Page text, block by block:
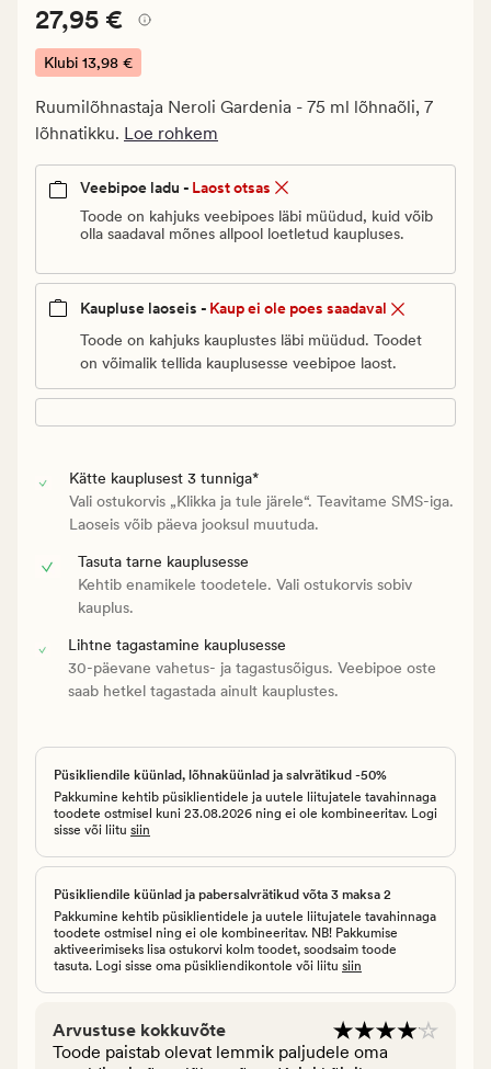
Pris_ee
27,95
€.
13,98
€
Pris_ee 27,95 €
27,95 €
Klubi 13,98 €
Ruumilõhnastaja Neroli Gardenia - 75 ml lõhnaõli, 7
lõhnatikku. Loe rohkem
Veebipoe ladu - Laost otsas
Toode on kahjuks veebipoes läbi müüdud, kuid võib
olla saadaval mõnes allpool loetletud kaupluses.
Kaupluse laoseis - Kaup ei ole poes saadaval
Toode on kahjuks kauplustes läbi müüdud. Toodet
on võimalik tellida kauplusesse veebipoe laost.
Kätte kauplusest 3 tunniga*
Vali ostukorvis „Klikka ja tule järele“. Teavitame SMS-iga.
Laoseis võib päeva jooksul muutuda.
Tasuta tarne kauplusesse
Kehtib enamikele toodetele. Vali ostukorvis sobiv
kauplus.
Lihtne tagastamine kauplusesse
30-päevane vahetus- ja tagastusõigus. Veebipoe oste
saab hetkel tagastada ainult kauplustes.
Püsikliendile küünlad, lõhnaküünlad ja salvrätikud -50%
Pakkumine kehtib püsiklientidele ja uutele liitujatele tavahinnaga
toodete ostmisel kuni 23.08.2026 ning ei ole kombineeritav. Logi
sisse või liitu siin
Püsikliendile küünlad ja pabersalvrätikud võta 3 maksa 2
Pakkumine kehtib püsiklientidele ja uutele liitujatele tavahinnaga
toodete ostmisel ning ei ole kombineeritav. NB! Pakkumise
aktiveerimiseks lisa ostukorvi kolm toodet, soodsaim toode
tasuta. Logi sisse oma püsikliendikontole või liitu siin
Arvustuse kokkuvõte
Toode paistab olevat lemmik paljudele oma